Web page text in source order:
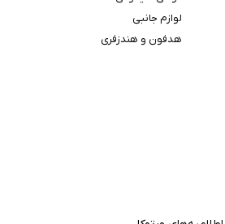
قطب‌نما
لوازم جانبی
هدفون و هندزفری